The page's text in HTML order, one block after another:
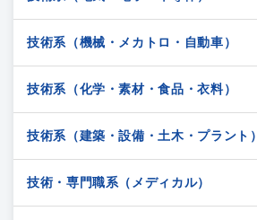
技術系（機械・メカトロ・自動車）
技術系（化学・素材・食品・衣料）
技術系（建築・設備・土木・プラント）
技術・専門職系（メディカル）